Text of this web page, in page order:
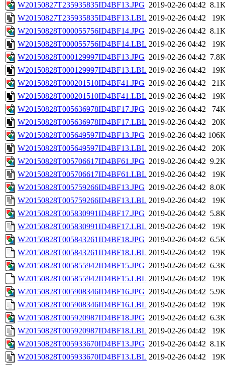
W20150827T235935835ID4BF13.JPG 2019-02-26 04:42
W20150827T235935835ID4BF13.LBL 2019-02-26 04:42
W20150828T000055756ID4BF14.JPG 2019-02-26 04:42
W20150828T000055756ID4BF14.LBL 2019-02-26 04:42
W20150828T000129997ID4BF13.JPG 2019-02-26 04:42
W20150828T000129997ID4BF13.LBL 2019-02-26 04:42
W20150828T000201510ID4BF41.JPG 2019-02-26 04:42
W20150828T000201510ID4BF41.LBL 2019-02-26 04:42
W20150828T005636978ID4BF17.JPG 2019-02-26 04:42
W20150828T005636978ID4BF17.LBL 2019-02-26 04:42
W20150828T005649597ID4BF13.JPG 2019-02-26 04:42
W20150828T005649597ID4BF13.LBL 2019-02-26 04:42
W20150828T005706617ID4BF61.JPG 2019-02-26 04:42
W20150828T005706617ID4BF61.LBL 2019-02-26 04:42
W20150828T005759266ID4BF13.JPG 2019-02-26 04:42
W20150828T005759266ID4BF13.LBL 2019-02-26 04:42
W20150828T005830991ID4BF17.JPG 2019-02-26 04:42
W20150828T005830991ID4BF17.LBL 2019-02-26 04:42
W20150828T005843261ID4BF18.JPG 2019-02-26 04:42
W20150828T005843261ID4BF18.LBL 2019-02-26 04:42
W20150828T005855942ID4BF15.JPG 2019-02-26 04:42
W20150828T005855942ID4BF15.LBL 2019-02-26 04:42
W20150828T005908346ID4BF16.JPG 2019-02-26 04:42
W20150828T005908346ID4BF16.LBL 2019-02-26 04:42
W20150828T005920987ID4BF18.JPG 2019-02-26 04:42
W20150828T005920987ID4BF18.LBL 2019-02-26 04:42
W20150828T005933670ID4BF13.JPG 2019-02-26 04:42
W20150828T005933670ID4BF13.LBL 2019-02-26 04:42